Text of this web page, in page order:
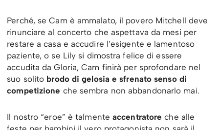
Perché, se Cam è ammalato, il povero Mitchell deve
rinunciare al concerto che aspettava da mesi per
restare a casa e accudire l’esigente e lamentoso
paziente, o se Lily si dimostra felice di essere
accudita da Gloria, Cam finirà per sprofondare nel
suo solito brodo di gelosia e sfrenato senso di
competizione che sembra non abbandonarlo mai.
Il nostro “eroe” è talmenteaccentratoreche alle